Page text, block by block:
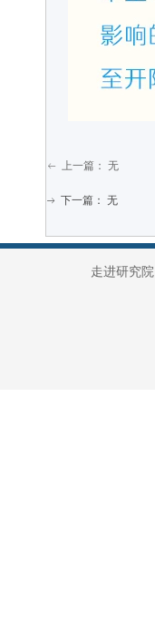
ꂃ 上一篇： 无
ꁹ 下一篇： 无
走进研究院